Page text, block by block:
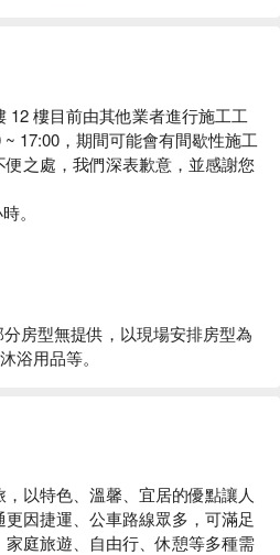
12 樓目前由其他業者進行施工工
17:00，期間可能會有間歇性施工
之處，我們深表歉意，並感謝您
。
房型無提供，以現場安排房型為
浴用品等。
以特色、溫馨、宜居的優點讓人
因捷運、公車路線眾多，可滿足
庭旅遊、自由行、休憩等多種需